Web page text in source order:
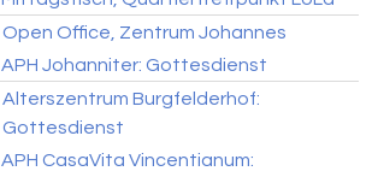
Open Office, Zentrum Johannes
APH Johanniter: Gottesdienst
Alterszentrum Burgfelderhof:
Gottesdienst
APH CasaVita Vincentianum: